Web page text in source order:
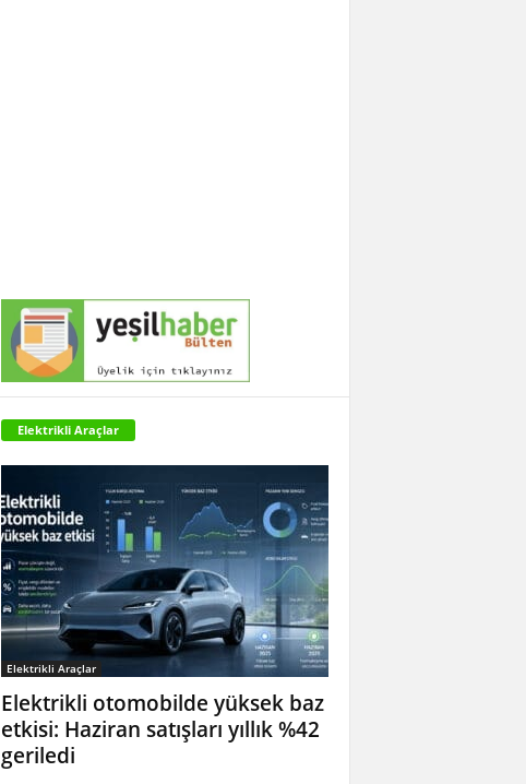
Elektrikli Araçlar
Elektrikli Araçlar
Elektrikli otomobilde yüksek baz
etkisi: Haziran satışları yıllık %42
geriledi